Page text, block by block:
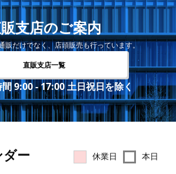
支店のご案内
販だけでなく、店頭販売も行っています。
直販支店一覧
9:00 - 17:00 土日祝日を除く
ー 休業日 本日